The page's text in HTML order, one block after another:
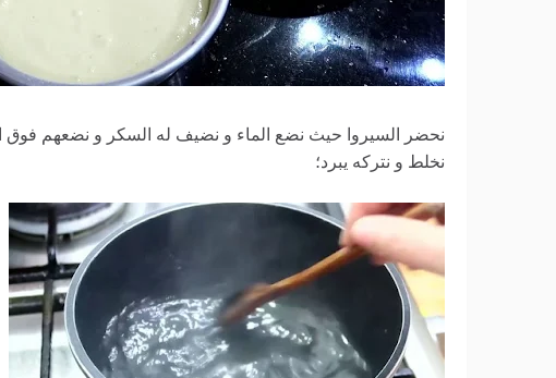
نخلط و نتركه يبرد؛